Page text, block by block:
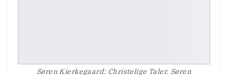
Søren Kierkegaard: Christelige Taler. Søren